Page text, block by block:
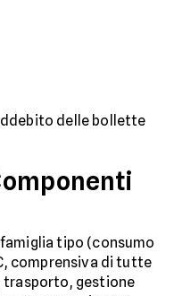
delle bollette
tipo (consumo
comprensiva di tutte
trasporto, gestione